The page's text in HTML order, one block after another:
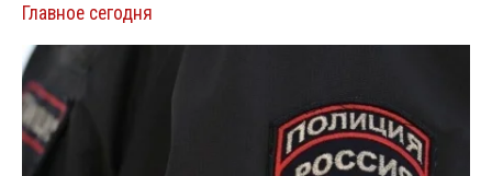
Главное сегодня